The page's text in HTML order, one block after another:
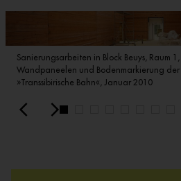
Sanierungsarbeiten in Block Beuys, Raum
Wandpaneelen und Bodenmarkierung der
»Transsibirische Bahn«, Januar 2010